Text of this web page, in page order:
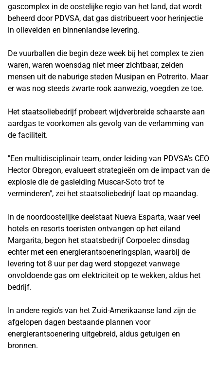
gascomplex in de oostelijke regio van het land, dat wordt
beheerd door PDVSA, dat gas distribueert voor herinjectie
in olievelden en binnenlandse levering.
De vuurballen die begin deze week bij het complex te zien
waren, waren woensdag niet meer zichtbaar, zeiden
mensen uit de naburige steden Musipan en Potrerito. Maar
er was nog steeds zwarte rook aanwezig, voegden ze toe.
Het staatsoliebedrijf probeert wijdverbreide schaarste aan
aardgas te voorkomen als gevolg van de verlamming van
de faciliteit.
"Een multidisciplinair team, onder leiding van PDVSA's CEO
Hector Obregon, evalueert strategieën om de impact van de
explosie die de gasleiding Muscar-Soto trof te
verminderen", zei het staatsoliebedrijf laat op maandag.
In de noordoostelijke deelstaat Nueva Esparta, waar veel
hotels en resorts toeristen ontvangen op het eiland
Margarita, begon het staatsbedrijf Corpoelec dinsdag
echter met een energierantsoeneringsplan, waarbij de
levering tot 8 uur per dag werd stopgezet vanwege
onvoldoende gas om elektriciteit op te wekken, aldus het
bedrijf.
In andere regio's van het Zuid-Amerikaanse land zijn de
afgelopen dagen bestaande plannen voor
energierantsoenering uitgebreid, aldus getuigen en
bronnen.